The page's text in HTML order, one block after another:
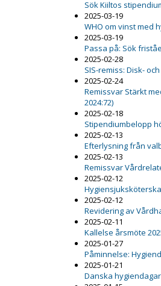
Sök Kiiltos
2025-03-19
WHO om vinst med
2025-03-19
Passa på: Sök
2025-02-28
SIS-remiss: Disk-
2025-02-24
Remissvar Stärkt
2024:72)
2025-02-18
Stipendiumbelopp
2025-02-13
Efterlysning från
2025-02-13
Remissvar
2025-02-12
2025-02-12
Revidering av
2025-02-11
Kallelse årsmöte
2025-01-27
Påminnelse:
2025-01-21
Danska